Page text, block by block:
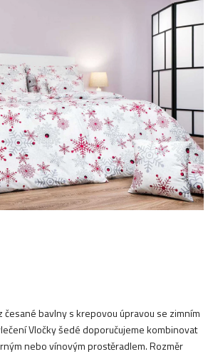
česané bavlny s krepovou úpravou se zimním
Vločky šedé doporučujeme kombinovat
nebo vínovým prostěradlem. Rozměr